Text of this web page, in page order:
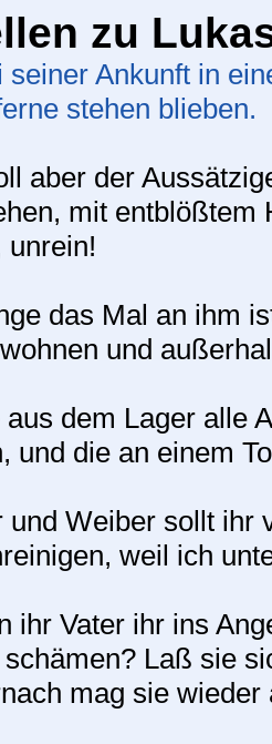
zu
seiner Ankunft in
stehen blieben.
aber der
mit
unrein!
das Mal an ihm
und
dem Lager alle
und die an einem
und Weiber sollt ihr
weil ich
ihr Vater ihr ins
Laß sie
mag sie